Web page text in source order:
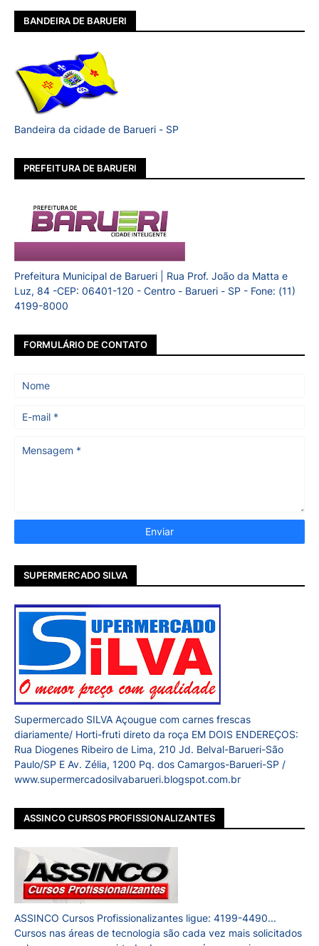
BANDEIRA DE BARUERI
Bandeira da cidade de Barueri - SP
PREFEITURA DE BARUERI
Prefeitura Municipal de Barueri | Rua Prof. João da Matta e
Luz, 84 -CEP: 06401-120 - Centro - Barueri - SP - Fone: (11)
4199-8000
FORMULÁRIO DE CONTATO
SUPERMERCADO SILVA
Supermercado SILVA Açougue com carnes frescas
diariamente/ Horti-fruti direto da roça EM DOIS ENDEREÇOS:
Rua Diogenes Ribeiro de Lima, 210 Jd. Belval-Barueri-São
Paulo/SP E Av. Zélia, 1200 Pq. dos Camargos-Barueri-SP /
www.supermercadosilvabarueri.blogspot.com.br
ASSINCO CURSOS PROFISSIONALIZANTES
ASSINCO Cursos Profissionalizantes ligue: 4199-4490...
Cursos nas áreas de tecnologia são cada vez mais solicitados